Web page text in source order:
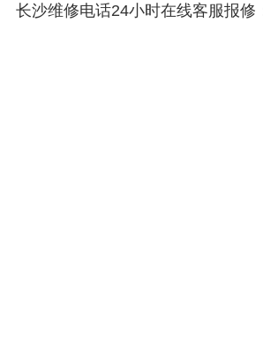
长沙维修电话24小时在线客服报修